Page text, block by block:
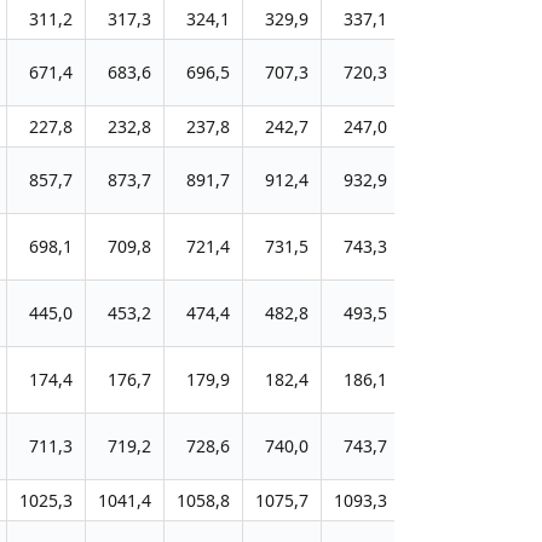
311,2 317,3 324,1 329,9 337,1
671,4 683,6 696,5 707,3 720,3
227,8 232,8 237,8 242,7 247,0
857,7 873,7 891,7 912,4 932,9
698,1 709,8 721,4 731,5 743,3
445,0 453,2 474,4 482,8 493,5
174,4 176,7 179,9 182,4 186,1
711,3 719,2 728,6 740,0 743,7
1025,3 1041,4 1058,8 1075,7 1093,3